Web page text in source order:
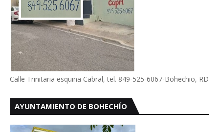
Calle Trinitaria esquina Cabral, tel. 849-525-6067-Bohechio, RD
AYUNTAMIENTO DE BOHECHÍO